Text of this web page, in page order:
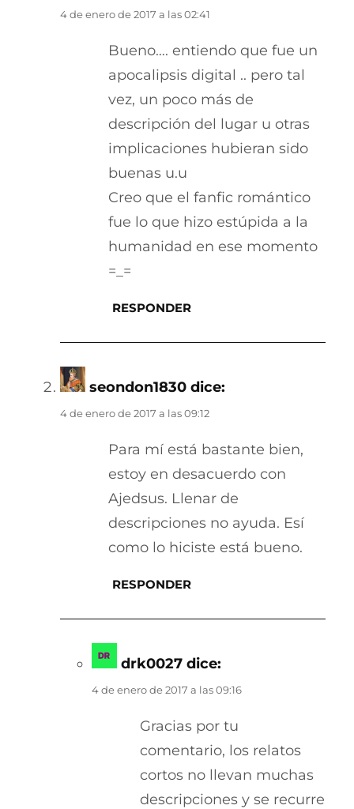
4 de enero de 2017 a las 02:41
Bueno…. entiendo que fue un
apocalipsis digital .. pero tal
vez, un poco más de
descripción del lugar u otras
implicaciones hubieran sido
buenas u.u
Creo que el fanfic romántico
fue lo que hizo estúpida a la
humanidad en ese momento
=_=
RESPONDER
seondon1830 dice:
4 de enero de 2017 a las 09:12
Para mí está bastante bien,
estoy en desacuerdo con
Ajedsus. Llenar de
descripciones no ayuda. Esí
como lo hiciste está bueno.
RESPONDER
drk0027 dice:
4 de enero de 2017 a las 09:16
Gracias por tu
comentario, los relatos
cortos no llevan muchas
descripciones y se recurre